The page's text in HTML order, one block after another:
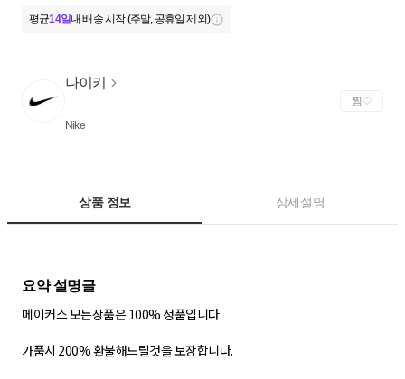
평균14일내 배송 시작 (주말, 공휴일 제외)
나이키
Nike
찜
상품 정보 상세설명
요약 설명글
메이커스 모든상품은 100% 정품입니다
가품시 200% 환불해드릴것을 보장합니다.